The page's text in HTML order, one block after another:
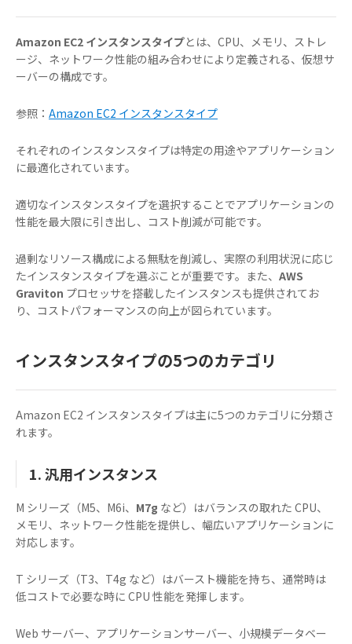
Amazon EC2 インスタンスタイプとは、CPU、メモリ、ストレ
ージ、ネットワーク性能の組み合わせにより定義される、仮想サ
ーバーの構成です。
参照： Amazon EC2 インスタンスタイプ
それぞれのインスタンスタイプは特定の用途やアプリケーション
に最適化されています。
適切なインスタンスタイプを選択することでアプリケーションの
性能を最大限に引き出し、コスト削減が可能です。
過剰なリソース構成による無駄を削減し、実際の利用状況に応じ
たインスタンスタイプを選ぶことが重要です。また、 AWS
Graviton プロセッサを搭載したインスタンスも提供されてお
り、コストパフォーマンスの向上が図られています。
インスタンスタイプの5つのカテゴリ
Amazon EC2 インスタンスタイプは主に5つのカテゴリに分類さ
れます。
1. 汎用インスタンス
M シリーズ（M5、M6i、 M7g など）はバランスの取れた CPU、
メモリ、ネットワーク性能を提供し、幅広いアプリケーションに
対応します。
T シリーズ（T3、T4g など）はバースト機能を持ち、通常時は
低コストで必要な時に CPU 性能を発揮します。
Web サーバー、アプリケーションサーバー、小規模データベー